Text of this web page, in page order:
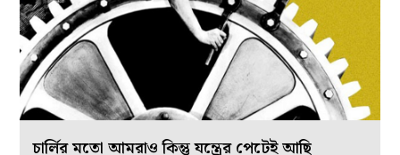
চার্লির মতো আমরাও কিন্তু যন্ত্রের পেটেই আছি